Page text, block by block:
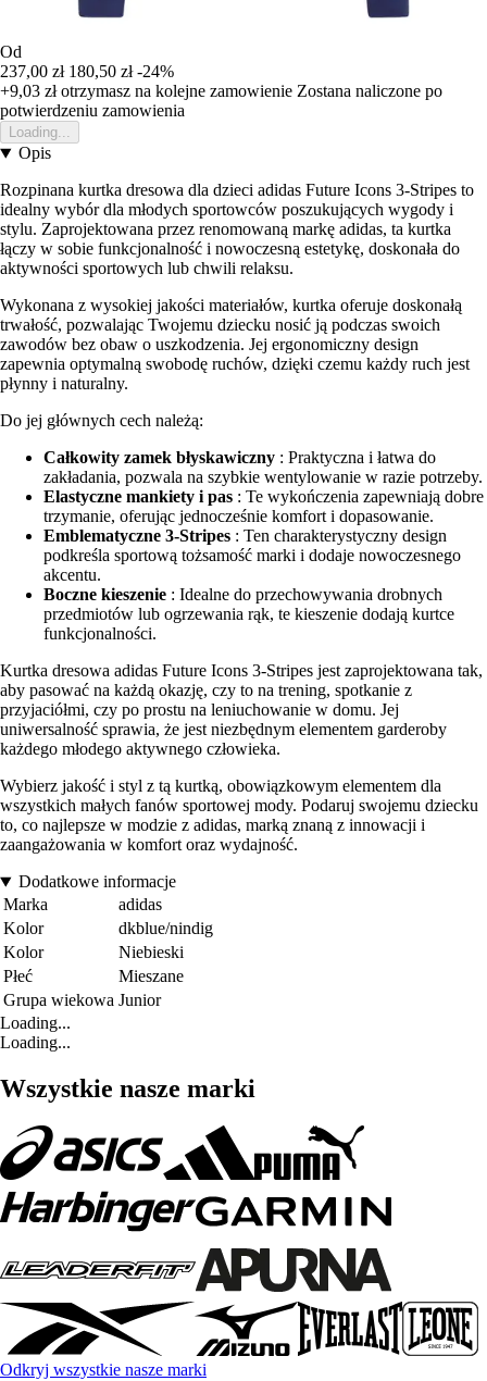
Od
237,00 zł 180,50 zł -24%
+9,03 złotrzymasz na kolejne zamowienie Zostana naliczone po
potwierdzeniu zamowienia
Loading...
Opis
Rozpinana kurtka dresowa dla dzieci adidas Future Icons 3-Stripes to
idealny wybór dla młodych sportowców poszukujących wygody i
stylu. Zaprojektowana przez renomowaną markę adidas, ta kurtka
łączy w sobie funkcjonalność i nowoczesną estetykę, doskonała do
aktywności sportowych lub chwili relaksu.
Wykonana z wysokiej jakości materiałów, kurtka oferuje doskonałą
trwałość, pozwalając Twojemu dziecku nosić ją podczas swoich
zawodów bez obaw o uszkodzenia. Jej ergonomiczny design
zapewnia optymalną swobodę ruchów, dzięki czemu każdy ruch jest
płynny i naturalny.
Do jej głównych cech należą:
Całkowity zamek błyskawiczny : Praktyczna i łatwa do
zakładania, pozwala na szybkie wentylowanie w razie potrzeby.
Elastyczne mankiety i pas : Te wykończenia zapewniają dobre
trzymanie, oferując jednocześnie komfort i dopasowanie.
Emblematyczne 3-Stripes : Ten charakterystyczny design
podkreśla sportową tożsamość marki i dodaje nowoczesnego
akcentu.
Boczne kieszenie : Idealne do przechowywania drobnych
przedmiotów lub ogrzewania rąk, te kieszenie dodają kurtce
funkcjonalności.
Kurtka dresowa adidas Future Icons 3-Stripes jest zaprojektowana tak,
aby pasować na każdą okazję, czy to na trening, spotkanie z
przyjaciółmi, czy po prostu na leniuchowanie w domu. Jej
uniwersalność sprawia, że jest niezbędnym elementem garderoby
każdego młodego aktywnego człowieka.
Wybierz jakość i styl z tą kurtką, obowiązkowym elementem dla
wszystkich małych fanów sportowej mody. Podaruj swojemu dziecku
to, co najlepsze w modzie z adidas, marką znaną z innowacji i
zaangażowania w komfort oraz wydajność.
Dodatkowe informacje
Marka
adidas
Kolor
dkblue/nindig
Kolor
Niebieski
Płeć
Mieszane
Grupa wiekowa Junior
Loading...
Loading...
Wszystkie nasze marki
Odkryj wszystkie nasze marki